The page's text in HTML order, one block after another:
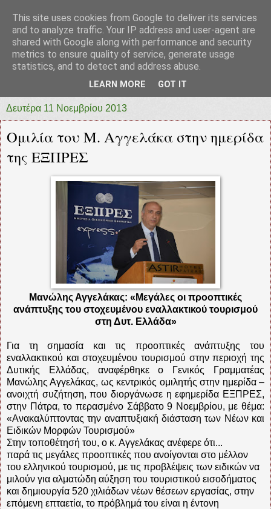
prototypia
"ΠΡΩΤΟΤΥΠΙΑ" * ΑΝΕΞΑΡΤΗΤΗ-ΗΛΕΚΤΡΟΝΙΚΗ-
Δευτέρα 11 Νοεμβρίου 2013
Ομιλία του Μ. Αγγελάκα στην ημερίδα
της ΕΞΠΡΕΣ
Μανώλης Αγγελάκας: «Μεγάλες οι προοπτικές
ανάπτυξης του στοχευμένου εναλλακτικού τουρισμού
στη Δυτ. Ελλάδα»
Για τη σημασία και τις προοπτικές ανάπτυξης του
εναλλακτικού και στοχευμένου τουρισμού στην περιοχή της
Δυτικής Ελλάδας, αναφέρθηκε ο Γενικός Γραμματέας
Μανώλης Αγγελάκας, ως κεντρικός ομιλητής στην ημερίδα –
ανοιχτή συζήτηση, που διοργάνωσε η εφημερίδα ΕΞΠΡΕΣ,
στην Πάτρα, το περασμένο Σάββατο 9 Νοεμβρίου, με θέμα:
«Ανακαλύπτοντας την αναπτυξιακή διάσταση των Νέων και
Ειδικών Μορφών Τουρισμού»
Στην τοποθέτησή του, ο κ. Αγγελάκας ανέφερε ότι...
παρά τις μεγάλες προοπτικές που ανοίγονται στο μέλλον
του ελληνικού τουρισμού, με τις προβλέψεις των ειδικών να
μιλούν για αλματώδη αύξηση του τουριστικού εισοδήματος
και δημιουργία 520 χιλιάδων νέων θέσεων εργασίας, στην
επόμενη επταετία, το πρόβλημά του είναι η έντονη
This site uses cookies from Google to deliver its services
and to analyze traffic. Your IP address and user-agent are
shared with Google along with performance and security
metrics to ensure quality of service, generate usage
statistics, and to detect and address abuse.
LEARN MORE GOT IT